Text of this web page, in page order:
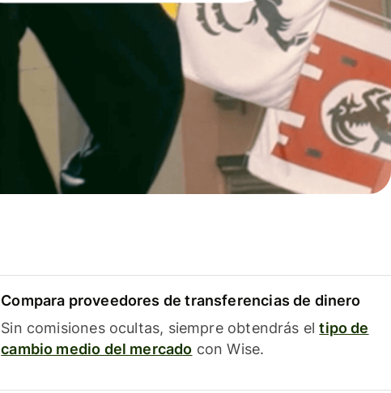
Compara proveedores de transferencias de dinero
Sin comisiones ocultas, siempre obtendrás eltipo de
cambio medio del mercado con Wise.